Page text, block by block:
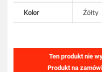
Kolor Żółty
Ten produkt nie
Produkt na